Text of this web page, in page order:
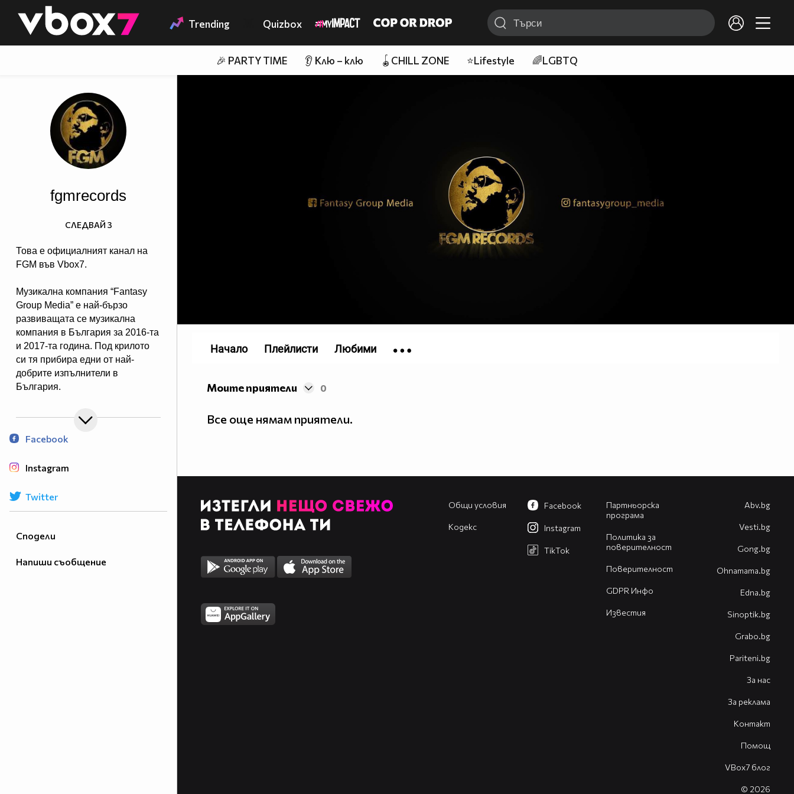
👾 Trending Quizbox
🎉 PARTY TIME 👂 Клю – клю 🪀CHILL ZONE ⭐Lifestyle 🌈LGBTQ
Сподели
Напиши съобщение
fgmrecords
Това е официалният канал на
FGM във Vbox7.
Музикална компания “Fantasy
Group Media” e най-бързо
развиващата се музикална
компания в България за 2016-та
и 2017-та година. Под крилото
си тя прибира едни от най-
добрите изпълнители в
България.
експериментира в стилово
отношение и за нея няма нищо
невъзможно.
СЛЕДВАЙ 3
Facebook
Instagram
Twitter
Моите приятели 0
Все още нямам приятели.
Начало Плейлисти Любими
Общи условия
Кодекс
Партньорска
програма
Политика за
поверителност
Поверителност
GDPR Инфо
Известия
Facebook
Instagram
TikTok
Abv.bg
Vesti.bg
Gong.bg
Оhnamama.bg
Edna.bg
Sinoptik.bg
Grabo.bg
Pariteni.bg
За нас
За реклама
Контакт
Помощ
VBox7 блог
© 2026